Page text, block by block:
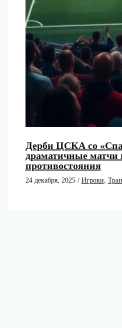
Дерби ЦСКА со
драматичные матчи
противостояния
24 декабря, 2025 / Игроки